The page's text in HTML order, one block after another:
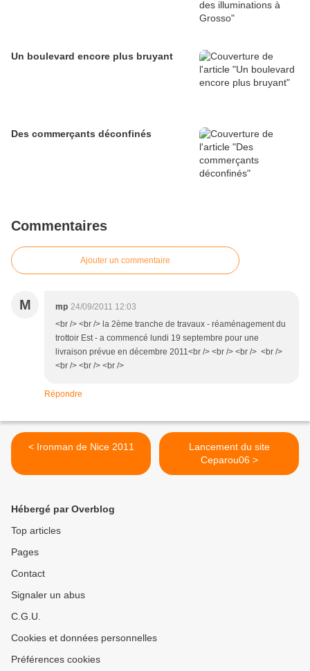
Un boulevard encore plus bruyant
Des commerçants déconfinés
Commentaires
Ajouter un commentaire
M mp 24/09/2011 12:03
<br /> <br /> la 2ème tranche de travaux - réaménagement du
trottoir Est - a commencé lundi 19 septembre pour une
livraison prévue en décembre 2011<br /> <br /> <br /> <br />
<br /> <br /> <br />
Répondre
< Ironman de Nice 2011
Lancement du site
Ceparou06 >
Hébergé par Overblog
Top articles
Pages
Contact
Signaler un abus
C.G.U.
Cookies et données personnelles
Préférences cookies